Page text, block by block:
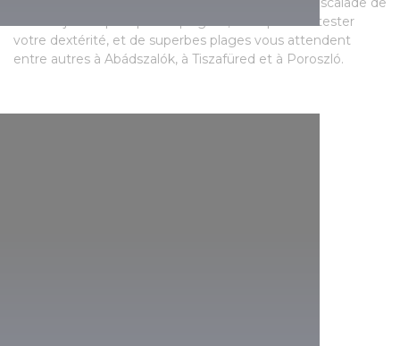
l’aire de jeux aquatiques Aquaglide, vous pouvez tester
votre dextérité, et de superbes plages vous attendent
entre autres à Abádszalók, à Tiszafüred et à Poroszló.